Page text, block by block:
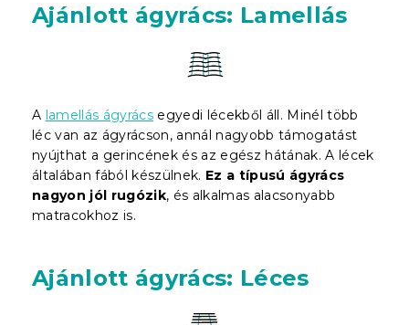
Ajánlott ágyrács: Lamellás
A lamellás ágyrács egyedi lécekből áll. Minél több
léc van az ágyrácson, annál nagyobb támogatást
nyújthat a gerincének és az egész hátának. A lécek
általában fából készülnek. Ez a típusú ágyrács
nagyon jól rugózik, és alkalmas alacsonyabb
matracokhoz is.
Ajánlott ágyrács: Léces